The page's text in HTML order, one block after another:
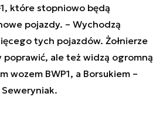
które stopniowo będą
pojazdy. – Wychodzą
tych pojazdów. Żołnierze
poprawić, ale też widzą ogromną
wozem BWP1, a Borsukiem –